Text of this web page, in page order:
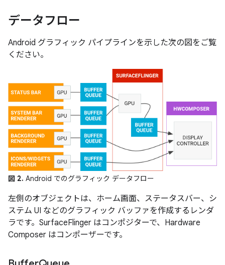
データフロー
Android グラフィック パイプラインを示した次の図をご覧
ください。
図 2. Android でのグラフィック データフロー
左側のオブジェクトは、ホーム画面、ステータスバー、シ
ステム UI などのグラフィック バッファを作成するレンダ
ラです。SurfaceFlinger はコンポジターで、Hardware
Composer はコンポーザーです。